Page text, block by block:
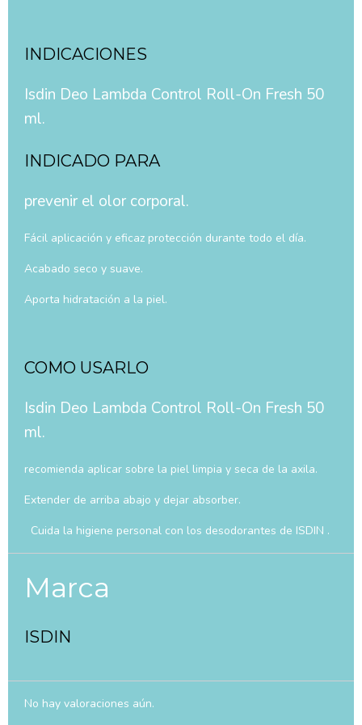
INDICACIONES
Isdin Deo Lambda Control Roll-On Fresh 50
ml.
INDICADO PARA
prevenir el olor corporal.
Fácil aplicación y eficaz protección durante todo el día.
Acabado seco y suave.
Aporta hidratación a la piel.
COMO USARLO
Isdin Deo Lambda Control Roll-On Fresh 50
ml.
recomienda aplicar sobre la piel limpia y seca de la axila.
Extender de arriba abajo y dejar absorber.
Cuida la higiene personal con los desodorantes de ISDIN .
Marca
ISDIN
No hay valoraciones aún.